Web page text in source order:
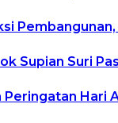
Supian Suri